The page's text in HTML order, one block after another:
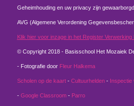
Geheimhouding en uw privacy zijn
AVG (Algemene Verordening
Klik hier voor inzage in het Register Verwerking
© Copyright 2018 - Basisschool Het Mozaiek
- Fotografie door Fleur Halkema
Scholen op de kaart- Cultuurhelden- Inspectie
- Google Classroom- Parro